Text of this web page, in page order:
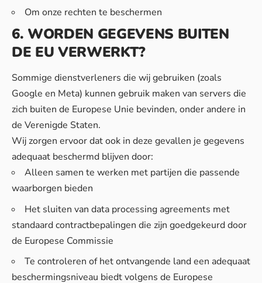
Om onze rechten te beschermen
6. WORDEN GEGEVENS BUITEN
DE EU VERWERKT?
Sommige dienstverleners die wij gebruiken (zoals
Google en Meta) kunnen gebruik maken van servers die
zich buiten de Europese Unie bevinden, onder andere in
de Verenigde Staten.
Wij zorgen ervoor dat ook in deze gevallen je gegevens
adequaat beschermd blijven door:
Alleen samen te werken met partijen die passende
waarborgen bieden
Het sluiten van data processing agreements met
standaard contractbepalingen die zijn goedgekeurd door
de Europese Commissie
Te controleren of het ontvangende land een adequaat
beschermingsniveau biedt volgens de Europese